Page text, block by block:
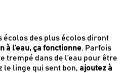
écolos des plus écolos diront
à l’eau, ça fonctionne. Parfois
trempé dans de l’eau pour être
le linge qui sent bon,ajoutez à